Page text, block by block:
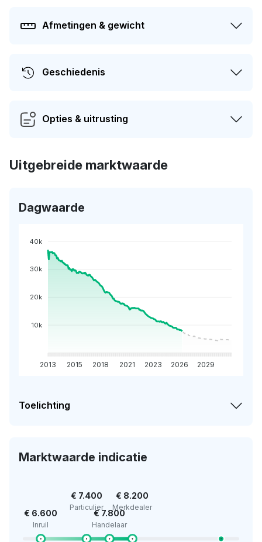
Afmetingen & gewicht
Geschiedenis
Opties & uitrusting
Uitgebreide marktwaarde
Dagwaarde
40k
30k
20k
10k
2013 2015 2018 2021 2023 2026 2029
Toelichting
Marktwaarde indicatie
€ 6.600
Inruil
€ 7.400
Particulier
€ 7.800
Handelaar
€ 8.200
Merkdealer